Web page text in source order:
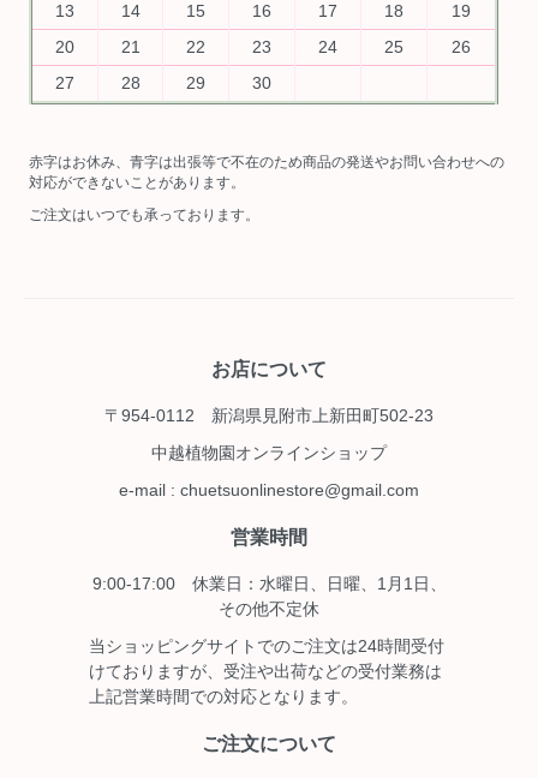
13
14 15 16 17 18
19
20
21 22 23 24 25
26
27
28 29 30
赤字はお休み、青字は出張等で不在のため商品の発送やお問い合わせへの
対応ができないことがあります。
ご注文はいつでも承っております。
お店について
〒954-0112 新潟県見附市上新田町502-23
中越植物園オンラインショップ
e-mail : chuetsuonlinestore@gmail.com
営業時間
9:00-17:00 休業日：水曜日、日曜、1月1日、
その他不定休
当ショッピングサイトでのご注文は24時間受付
けておりますが、受注や出荷などの受付業務は
上記営業時間での対応となります。
ご注文について